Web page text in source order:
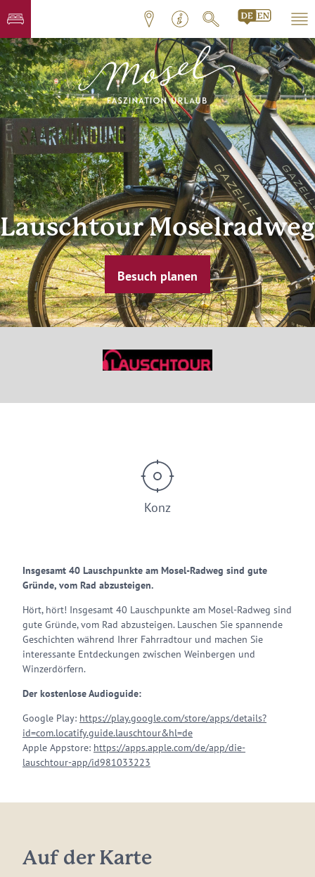
Lauschtour Moselradweg
Besuch planen
Konz
Insgesamt 40 Lauschpunkte am Mosel-Radweg sind gute
Gründe, vom Rad abzusteigen.
Hört, hört! Insgesamt 40 Lauschpunkte am Mosel-Radweg sind
gute Gründe, vom Rad abzusteigen. Lauschen Sie spannende
Geschichten während Ihrer Fahrradtour und machen Sie
interessante Entdeckungen zwischen Weinbergen und
Winzerdörfern.
Der kostenlose Audioguide:
Google Play: https://play.google.com/store/apps/details?
id=com.locatify.guide.lauschtour&hl=de
Apple Appstore: https://apps.apple.com/de/app/die-
lauschtour-app/id981033223
Auf der Karte